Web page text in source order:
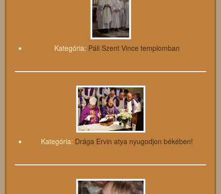
Kategória: Páli Szent Vince templomban
Kategória: Drága Ervin atya nyugodjon békében!